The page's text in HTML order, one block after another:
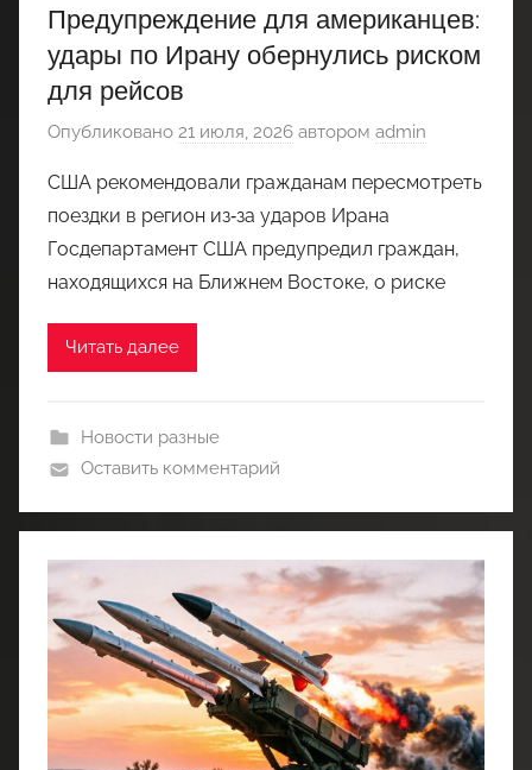
Предупреждение для американцев:
удары по Ирану обернулись риском
для рейсов
Опубликовано 21 июля, 2026 автором admin
США рекомендовали гражданам пересмотреть
поездки в регион из‑за ударов Ирана
Госдепартамент США предупредил граждан,
находящихся на Ближнем Востоке, о риске
Читать далее
Новости разные
Оставить комментарий